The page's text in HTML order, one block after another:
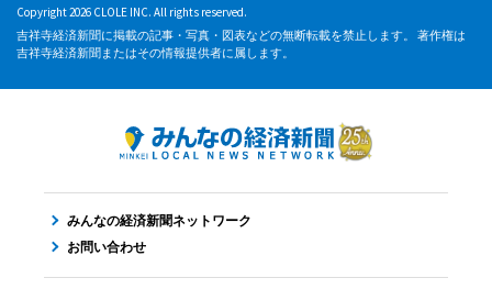
Copyright 2026 CLOLE INC. All rights reserved.
吉祥寺経済新聞に掲載の記事・写真・図表などの無断転載を禁止します。 著作権は
吉祥寺経済新聞またはその情報提供者に属します。
みんなの経済新聞ネットワーク
お問い合わせ